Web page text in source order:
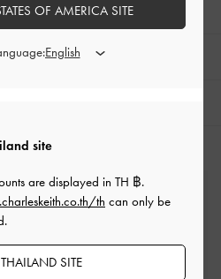
แนะนำการดูแลรักษา
รี
ดขั้นต่ำ ฿2,500
site
are displayed in TH ฿.
th can only be
SITE
OF AMERICA SITE